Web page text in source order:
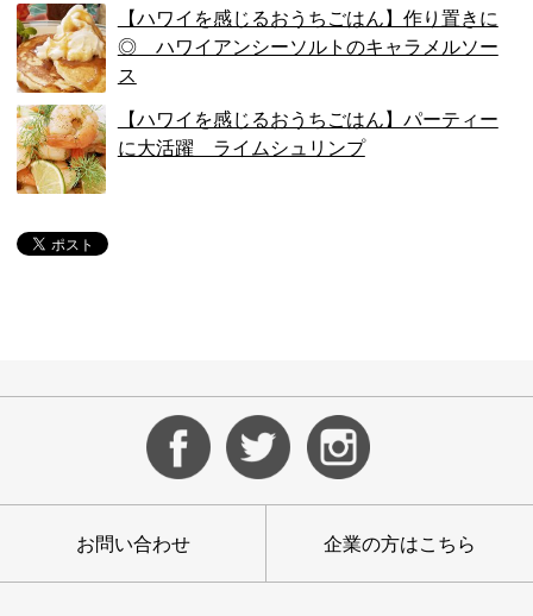
【ハワイを感じるおうちごはん】作り置きに
◎ ハワイアンシーソルトのキャラメルソー
ス
【ハワイを感じるおうちごはん】パーティー
に大活躍 ライムシュリンプ
お問い合わせ 企業の方はこちら